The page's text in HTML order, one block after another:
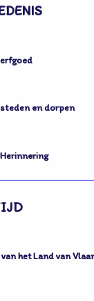
en dorpen
het Land van
hier?